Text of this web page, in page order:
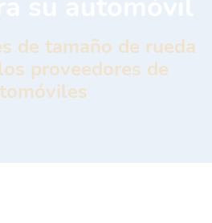
de tamaño de rueda
proveedores de